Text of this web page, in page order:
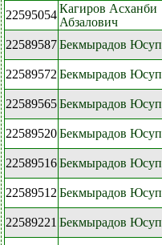
22595054Кагиров Асханби
Абзалович
22589587Бекмырадов Юсуп
22589572 Бекмырадов Юсуп
22589565Бекмырадов Юсуп
22589520Бекмырадов Юсуп
22589516Бекмырадов Юсуп
22589512 Бекмырадов Юсуп
22589221 Бекмырадов Юсуп